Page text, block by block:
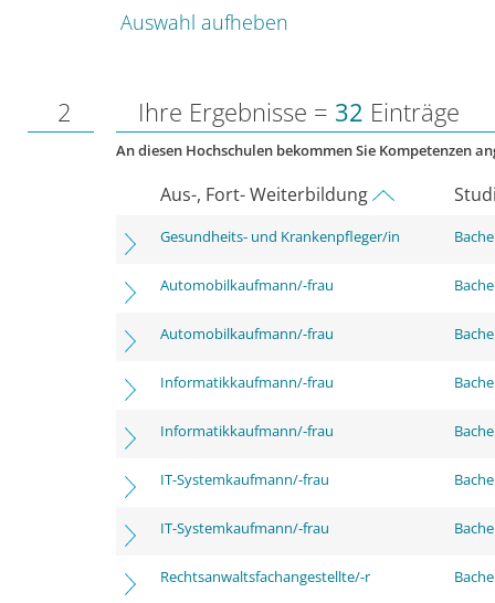
Auswahl aufheben
2 Ihre Ergebnisse = 32 Einträge
An diesen Hochschulen bekommen Sie Kompetenzen
Aus-, Fort- Weiterbildung
Gesundheits- und Krankenpfleger/in
Automobilkaufmann/-frau
Automobilkaufmann/-frau
Informatikkaufmann/-frau
Informatikkaufmann/-frau
IT-Systemkaufmann/-frau
IT-Systemkaufmann/-frau
Rechtsanwaltsfachangestellte/-r